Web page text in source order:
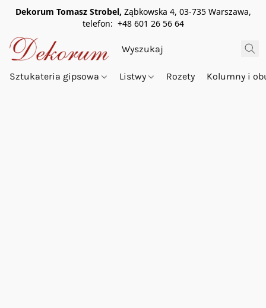
Dekorum Tomasz Strobel, Ząbkowska 4, 03-735 Warszawa,
telefon: +48 601 26 56 64
Sztukateria gipsowa Listwy Rozety Kolumny i